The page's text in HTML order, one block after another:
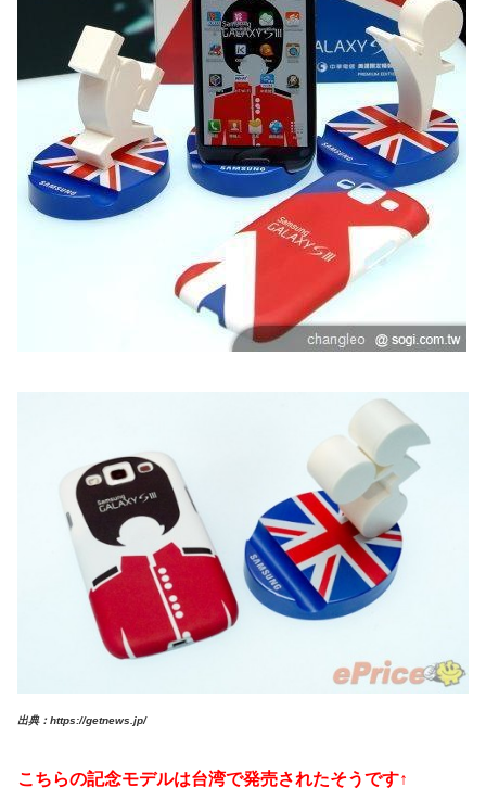
出典：https://getnews.jp/
こちらの記念モデルは台湾で発売されたそうです↑